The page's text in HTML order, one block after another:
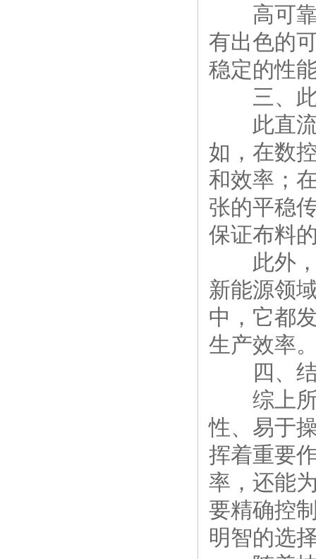
高可靠
有出色的
稳定的性
三、此
此直流
如，在数
和效率；
张的平稳
保证布料
此外，
新能源领
中，它都
生产效率
四、结
综上所
性、易于
挥着重要
率，还能
要精确控
明智的选